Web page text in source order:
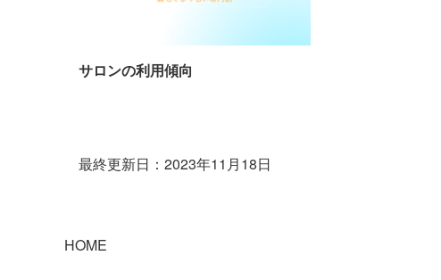
サロンの利用傾向
最終更新日：2023年11月18日
HOME